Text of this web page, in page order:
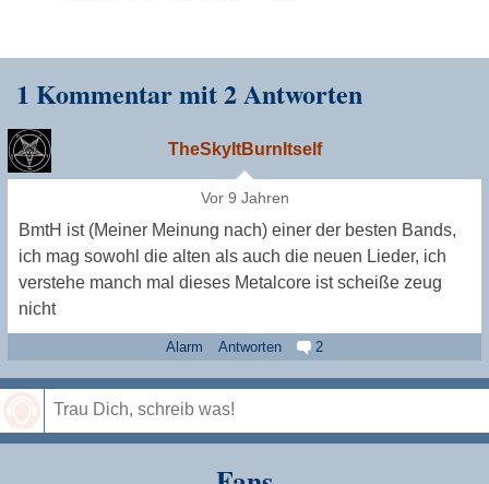
1 Kommentar mit 2 Antworten
TheSkyItBurnItself
Vor 9 Jahren
BmtH ist (Meiner Meinung nach) einer der besten Bands,
ich mag sowohl die alten als auch die neuen Lieder, ich
verstehe manch mal dieses Metalcore ist scheiße zeug
nicht
Alarm Antworten 2